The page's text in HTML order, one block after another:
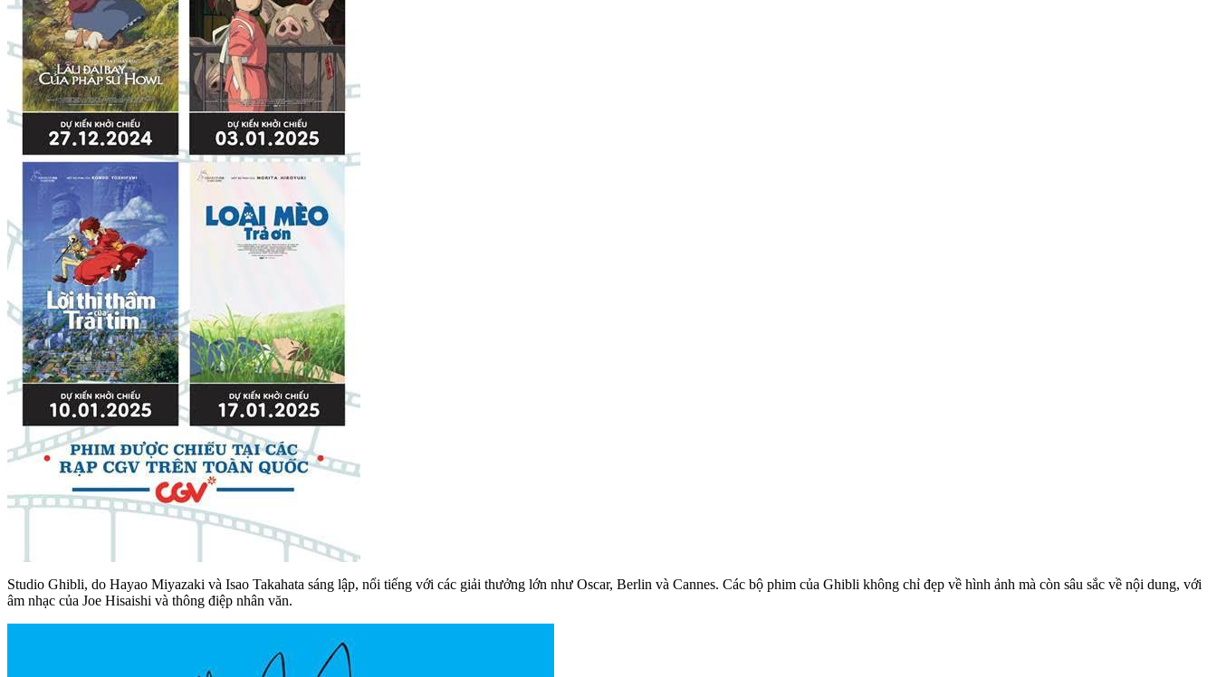
Studio Ghibli, do Hayao Miyazaki và Isao Takahata sáng lập, nổi tiếng với các giải thưởng lớn như Oscar, Berlin và Cannes. Các bộ phim của Ghibli không chỉ đẹp về hình ảnh mà còn sâu sắc về nội dung, với
âm nhạc của Joe Hisaishi và thông điệp nhân văn.